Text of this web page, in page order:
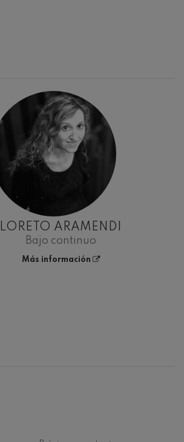
LORETO ARAMENDI
Bajo continuo
Más información